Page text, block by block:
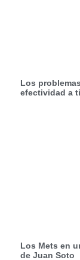
Los
efectividad a
Los Mets en
de Juan Soto